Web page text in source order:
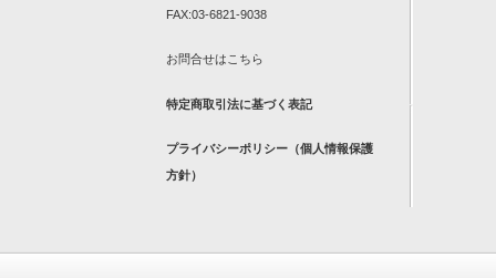
FAX:03-6821-9038
お問合せは こちら
特定商取引法に基づく表記
プライバシーポリシー（個人情報保護
方針）